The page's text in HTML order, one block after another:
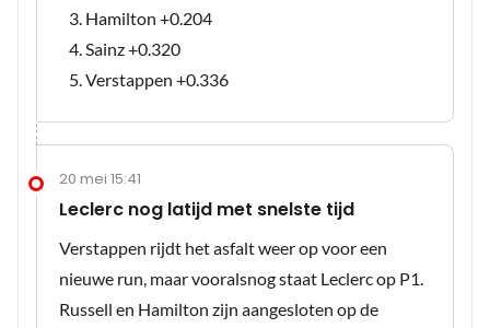
Hamilton +0.204
Sainz +0.320
Verstappen +0.336
20 mei 15:41
Leclerc nog latijd met snelste tijd
Verstappen rijdt het asfalt weer op voor een
nieuwe run, maar vooralsnog staat Leclerc op P1.
Russell en Hamilton zijn aangesloten op de